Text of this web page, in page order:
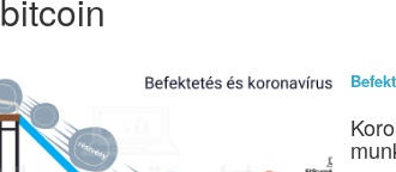
bitcoin